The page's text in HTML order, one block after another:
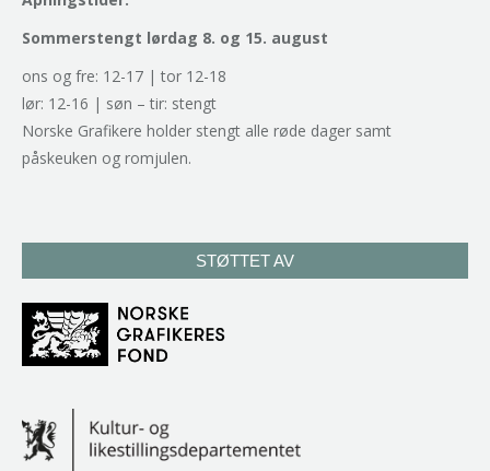
Sommerstengt lørdag 8. og 15. august
ons og fre: 12-17 | tor 12-18
lør: 12-16 | søn – tir: stengt
Norske Grafikere holder stengt alle røde dager samt
påskeuken og romjulen.
STØTTET AV